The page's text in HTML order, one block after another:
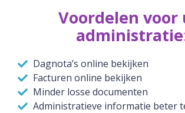
Voordelen voor
Dagnota’s online bekijken
Facturen online bekijken
Minder losse documenten
Administratieve informatie beter